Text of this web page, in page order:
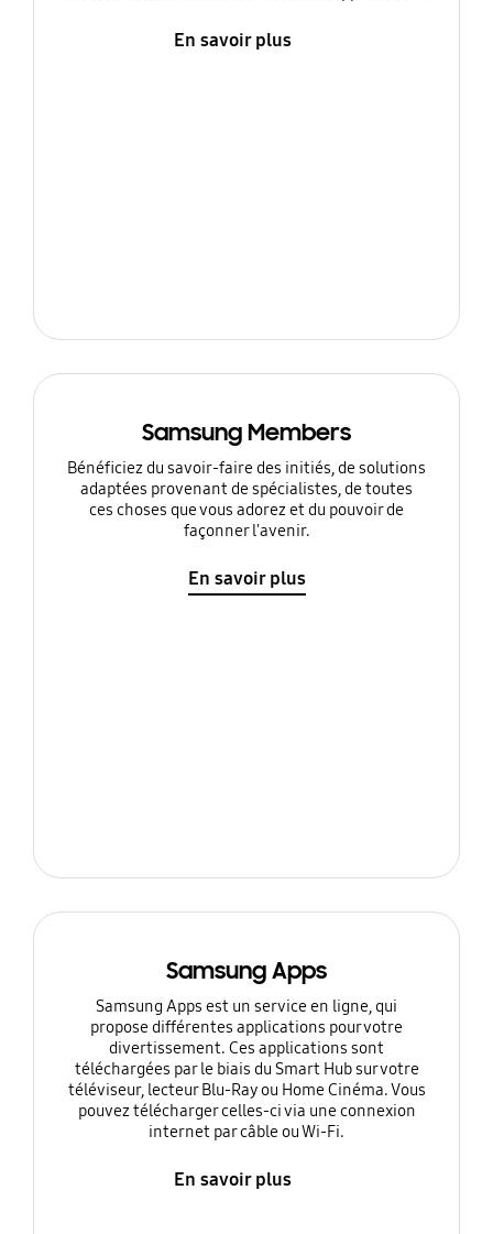
En savoir plus
Samsung Members
Bénéficiez du savoir-faire des initiés, de solutions
adaptées provenant de spécialistes, de toutes
ces choses que vous adorez et du pouvoir de
façonner l'avenir.
En savoir plus
Samsung Apps
Samsung Apps est un service en ligne, qui
propose différentes applications pour votre
divertissement. Ces applications sont
téléchargées par le biais du Smart Hub sur votre
téléviseur, lecteur Blu-Ray ou Home Cinéma. Vous
pouvez télécharger celles-ci via une connexion
internet par câble ou Wi-Fi.
En savoir plus